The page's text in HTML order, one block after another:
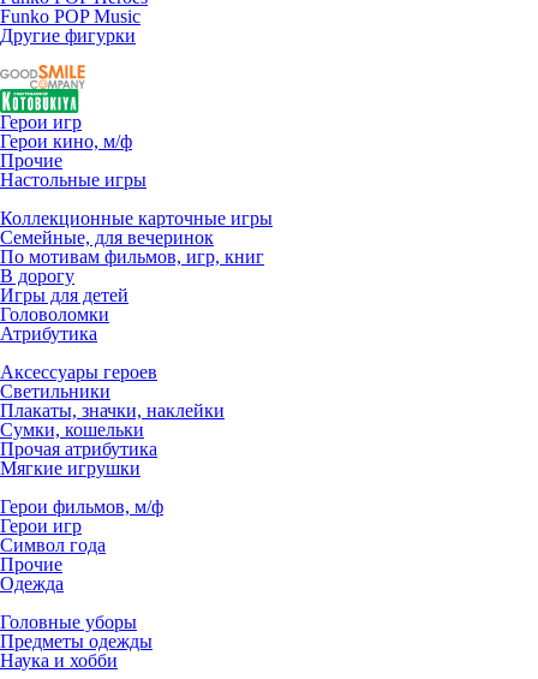
Funko POP Music
Другие фигурки
Герои игр
Герои кино, м/ф
Прочие
Настольные игры
Коллекционные карточные игры
Семейные, для вечеринок
По мотивам фильмов, игр, книг
В дорогу
Игры для детей
Головоломки
Атрибутика
Аксессуары героев
Светильники
Плакаты, значки, наклейки
Сумки, кошельки
Прочая атрибутика
Мягкие игрушки
Герои фильмов, м/ф
Герои игр
Символ года
Прочие
Одежда
Головные уборы
Предметы одежды
Наука и хобби